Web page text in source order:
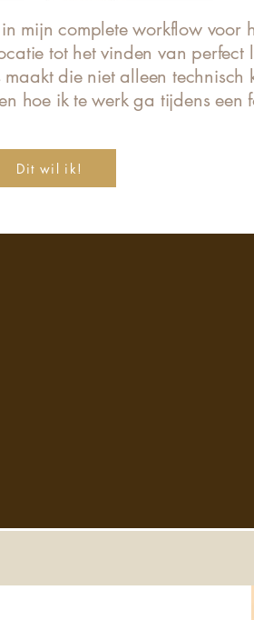
mijn complete workflow voor
tot het vinden van perfect
die niet alleen
hoe ik te werk ga tijdens een
Dit wil ik!